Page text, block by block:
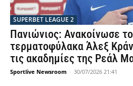
SUPERBET LEAGUE 2
Πανιώνιος: Ανακοίνωσε
τερματοφύλακα Άλεξ
τις ακαδημίες της Ρεάλ
Sportlive Newsroom - 30/07/2026 21:41